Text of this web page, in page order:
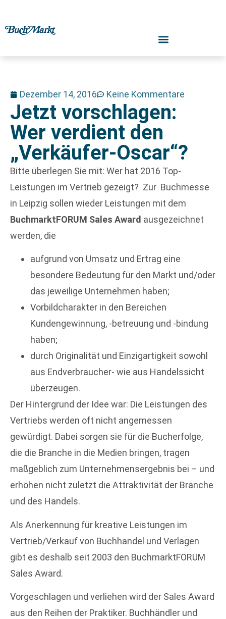
Dezember 14, 2016 Keine Kommentare
Jetzt vorschlagen:
Wer verdient den
„Verkäufer-Oscar“?
Bitte überlegen Sie mit: Wer hat 2016 Top-
Leistungen im Vertrieb gezeigt? Zur Buchmesse
in Leipzig sollen wieder Leistungen mit dem
BuchmarktFORUM Sales Award ausgezeichnet
werden, die
aufgrund von Umsatz und Ertrag eine
besondere Bedeutung für den Markt und/oder
das jeweilige Unternehmen haben;
Vorbildcharakter in den Bereichen
Kundengewinnung, -betreuung und -bindung
haben;
durch Originalität und Einzigartigkeit sowohl
aus Endverbraucher- wie aus Handelssicht
überzeugen.
Der Hintergrund der Idee war: Die Leistungen des
Vertriebs werden oft nicht angemessen
gewürdigt. Dabei sorgen sie für die Bucherfolge,
die die Branche in die Medien bringen, tragen
maßgeblich zum Unternehmensergebnis bei – und
erhöhen nicht zuletzt die Attraktivität der Branche
und des Handels.
Als Anerkennung für kreative Leistungen im
Vertrieb/Verkauf von Buchhandel und Verlagen
gibt es deshalb seit 2003 den BuchmarktFORUM
Sales Award.
Vorgeschlagen und verliehen wird der Sales Award
aus den Reihen der Praktiker. Buchhändler und